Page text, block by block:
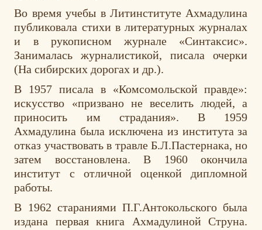
Во время учебы в Литинституте Ахмадулина
публиковала стихи в литературных журналах
и в рукописном журнале «Синтаксис».
Занималась журналистикой, писала очерки
(На сибирских дорогах и др.).
В 1957 писала в «Комсомольской правде»:
искусство «призвано не веселить людей, а
приносить им страдания». В 1959
Ахмадулина была исключена из института за
отказ участвовать в травле Б.Л.Пастернака, но
затем восстановлена. В 1960 окончила
институт с отличной оценкой дипломной
работы.
В 1962 стараниями П.Г.Антокольского была
издана первая книга Ахмадулиной Струна.